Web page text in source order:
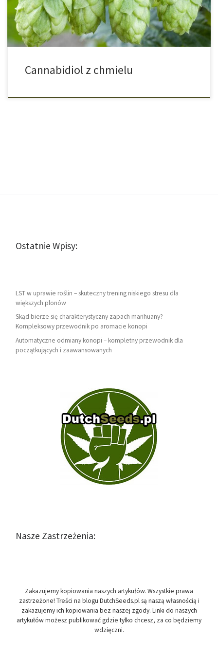
eksportem cannabisu nieprzyjemnościom […]
Cannabidiol z chmielu
Ostatnie Wpisy:
LST w uprawie roślin – skuteczny trening niskiego stresu dla
większych plonów
Skąd bierze się charakterystyczny zapach marihuany?
Kompleksowy przewodnik po aromacie konopi
Automatyczne odmiany konopi – kompletny przewodnik dla
początkujących i zaawansowanych
Nasze Zastrzeżenia:
Zakazujemy kopiowania naszych artykułów. Wszystkie prawa
zastrzeżone! Treści na blogu DutchSeeds.pl są naszą własnością i
zakazujemy ich kopiowania bez naszej zgody. Linki do naszych
artykułów możesz publikować gdzie tylko chcesz, za co będziemy
wdzięczni.